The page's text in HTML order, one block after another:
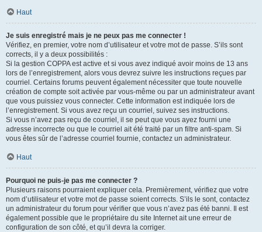
Haut
Je suis enregistré mais je ne peux pas me connecter !
Vérifiez, en premier, votre nom d’utilisateur et votre mot de passe. S’ils sont
corrects, il y a deux possibilités :
Si la gestion COPPA est active et si vous avez indiqué avoir moins de 13 ans
lors de l’enregistrement, alors vous devrez suivre les instructions reçues par
courriel. Certains forums peuvent également nécessiter que toute nouvelle
création de compte soit activée par vous-même ou par un administrateur avant
que vous puissiez vous connecter. Cette information est indiquée lors de
l’enregistrement. Si vous avez reçu un courriel, suivez ses instructions.
Si vous n’avez pas reçu de courriel, il se peut que vous ayez fourni une
adresse incorrecte ou que le courriel ait été traité par un filtre anti-spam. Si
vous êtes sûr de l’adresse courriel fournie, contactez un administrateur.
Haut
Pourquoi ne puis-je pas me connecter ?
Plusieurs raisons pourraient expliquer cela. Premièrement, vérifiez que votre
nom d’utilisateur et votre mot de passe soient corrects. S’ils le sont, contactez
un administrateur du forum pour vérifier que vous n’avez pas été banni. Il est
également possible que le propriétaire du site Internet ait une erreur de
configuration de son côté, et qu’il devra la corriger.